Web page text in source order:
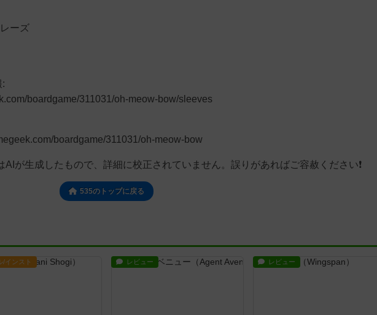
ーズ
:
boardgame/311031/oh-meow-bow/sleeves
boardgame/311031/oh-meow-bow
AIが生成したもので、詳細に校正されていません。誤りがあればご容赦ください❗
535のトップに戻る
/インスト レビュー レビュー